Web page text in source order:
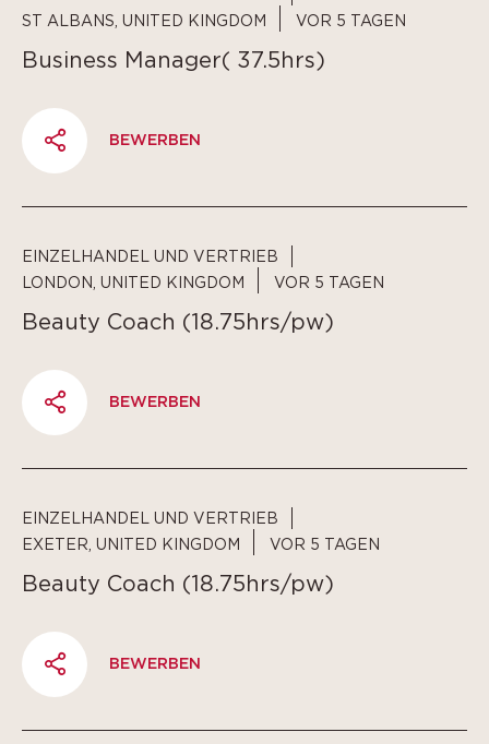
ST ALBANS, UNITED KINGDOM
VOR 5 TAGEN
Business Manager( 37.5hrs)
PARTAGER
BEWERBEN
EINZELHANDEL UND VERTRIEB
LONDON, UNITED KINGDOM
VOR 5 TAGEN
Beauty Coach (18.75hrs/pw)
PARTAGER
BEWERBEN
EINZELHANDEL UND VERTRIEB
EXETER, UNITED KINGDOM
VOR 5 TAGEN
Beauty Coach (18.75hrs/pw)
PARTAGER
BEWERBEN